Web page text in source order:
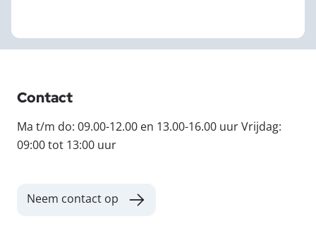
Contact
Ma t/m do: 09.00-12.00 en 13.00-16.00 uur Vrijdag:
09:00 tot 13:00 uur
Neem contact op